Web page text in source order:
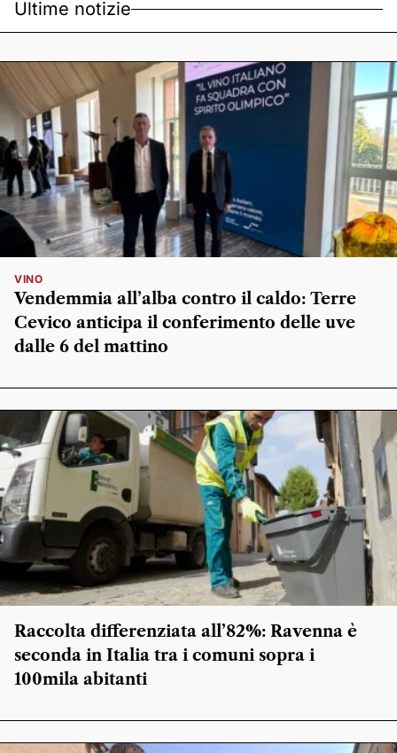
Ultime notizie
VINO
Vendemmia all’alba contro il caldo: Terre
Cevico anticipa il conferimento delle uve
dalle 6 del mattino
Raccolta differenziata all’82%: Ravenna è
seconda in Italia tra i comuni sopra i
100mila abitanti